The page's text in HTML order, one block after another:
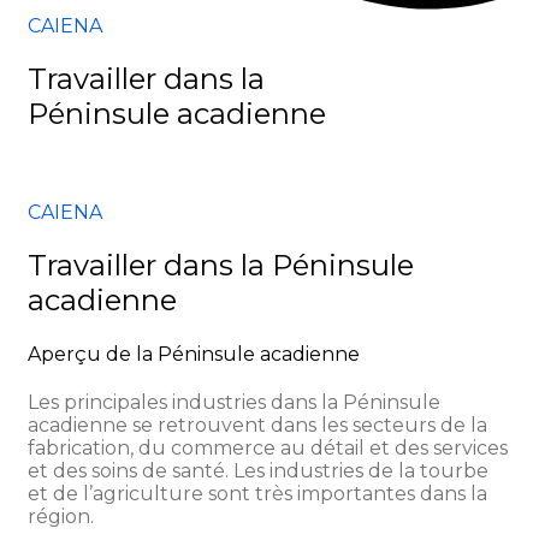
CAIENA
Travailler dans la
Péninsule acadienne
CAIENA
Travailler dans la Péninsule
acadienne
Aperçu de la Péninsule acadienne
Les principales industries dans la Péninsule
acadienne se retrouvent dans les secteurs de la
fabrication, du commerce au détail et des services
et des soins de santé. Les industries de la tourbe
et de l’agriculture sont très importantes dans la
région.